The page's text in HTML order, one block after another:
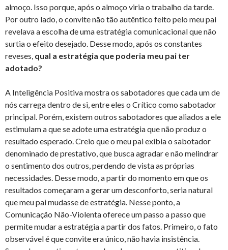
almoço. Isso porque, após o almoço viria o trabalho da tarde.
Por outro lado, o convite não tão autêntico feito pelo meu pai
revelava a escolha de uma estratégia comunicacional que não
surtia o efeito desejado. Desse modo, após os constantes
reveses, qual a estratégia que poderia meu pai ter
adotado?
A Inteligência Positiva mostra os sabotadores que cada um de
nós carrega dentro de si, entre eles o Crítico como sabotador
principal. Porém, existem outros sabotadores que aliados a ele
estimulam a que se adote uma estratégia que não produz o
resultado esperado. Creio que o meu pai exibia o sabotador
denominado de prestativo, que busca agradar e não melindrar
o sentimento dos outros, perdendo de vista as próprias
necessidades. Desse modo, a partir do momento em que os
resultados começaram a gerar um desconforto, seria natural
que meu pai mudasse de estratégia. Nesse ponto, a
Comunicação Não-Violenta oferece um passo a passo que
permite mudar a estratégia a partir dos fatos. Primeiro, o fato
observável é que convite era único, não havia insistência.